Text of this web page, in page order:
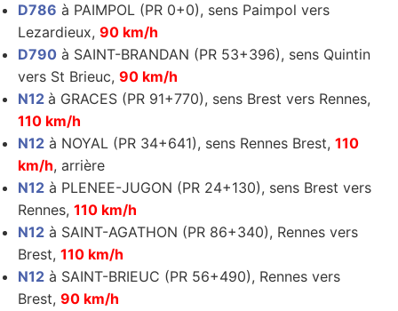
D786 à PAIMPOL (PR 0+0), sens Paimpol vers
Lezardieux, 90 km/h
D790 à SAINT-BRANDAN (PR 53+396), sens Quintin
vers St Brieuc, 90 km/h
N12 à GRACES (PR 91+770), sens Brest vers Rennes,
110 km/h
N12 à NOYAL (PR 34+641), sens Rennes Brest, 110
km/h, arrière
N12 à PLENEE-JUGON (PR 24+130), sens Brest vers
Rennes, 110 km/h
N12 à SAINT-AGATHON (PR 86+340), Rennes vers
Brest, 110 km/h
N12 à SAINT-BRIEUC (PR 56+490), Rennes vers
Brest, 90 km/h